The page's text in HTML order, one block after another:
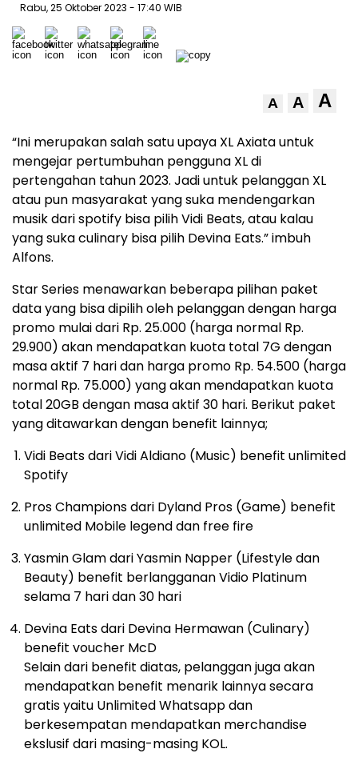
Rabu, 25 Oktober 2023 - 17:40 WIB
A A A
“Ini merupakan salah satu upaya XL Axiata untuk
mengejar pertumbuhan pengguna XL di
pertengahan tahun 2023. Jadi untuk pelanggan XL
atau pun masyarakat yang suka mendengarkan
musik dari spotify bisa pilih Vidi Beats, atau kalau
yang suka culinary bisa pilih Devina Eats.” imbuh
Alfons.
Star Series menawarkan beberapa pilihan paket
data yang bisa dipilih oleh pelanggan dengan harga
promo mulai dari Rp. 25.000 (harga normal Rp.
29.900) akan mendapatkan kuota total 7G dengan
masa aktif 7 hari dan harga promo Rp. 54.500 (harga
normal Rp. 75.000) yang akan mendapatkan kuota
total 20GB dengan masa aktif 30 hari. Berikut paket
yang ditawarkan dengan benefit lainnya;
Vidi Beats dari Vidi Aldiano (Music) benefit unlimited
Spotify
Pros Champions dari Dyland Pros (Game) benefit
unlimited Mobile legend dan free fire
Yasmin Glam dari Yasmin Napper (Lifestyle dan
Beauty) benefit berlangganan Vidio Platinum
selama 7 hari dan 30 hari
Devina Eats dari Devina Hermawan (Culinary)
benefit voucher McD
Selain dari benefit diatas, pelanggan juga akan
mendapatkan benefit menarik lainnya secara
gratis yaitu Unlimited Whatsapp dan
berkesempatan mendapatkan merchandise
ekslusif dari masing-masing KOL.